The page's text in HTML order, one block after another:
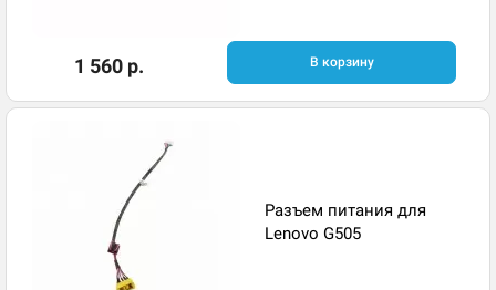
1 560 р. В корзину
Разъем питания для
Lenovo G505